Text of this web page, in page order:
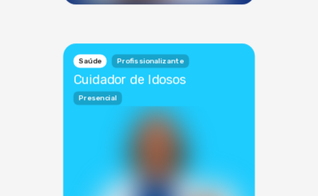
Saúde Profissionalizante
Cuidador de Idosos
Presencial